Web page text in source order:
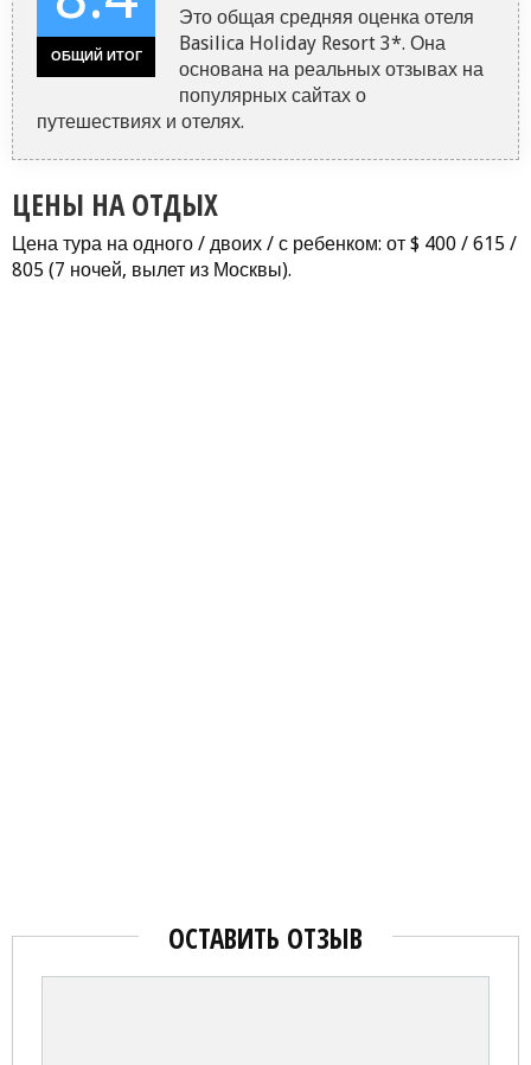
ОБЩИЙ ИТОГ
Это общая средняя оценка отеля
Basilica Holiday Resort 3*. Она
основана на реальных отзывах на
популярных сайтах о
путешествиях и отелях.
ЦЕНЫ НА ОТДЫХ
Цена тура на одного / двоих / с ребенком: от $ 400 / 615 /
805 (7 ночей, вылет из Москвы).
ОСТАВИТЬ ОТЗЫВ